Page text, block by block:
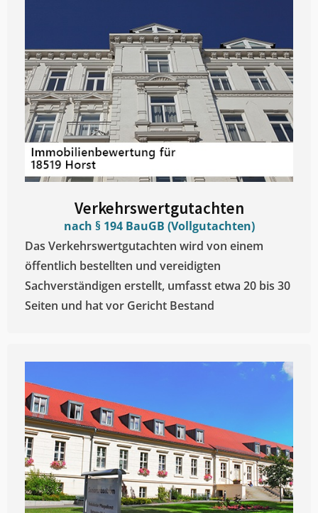
Verkehrswertgutachten
nach § 194 BauGB (Vollgutachten)
Das Verkehrswertgutachten wird von einem
öffentlich bestellten und vereidigten
Sachverständigen erstellt, umfasst etwa 20 bis 30
Seiten und hat vor Gericht Bestand